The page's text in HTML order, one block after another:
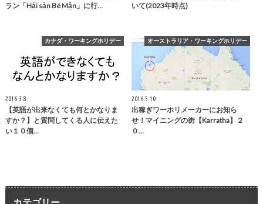
ラン「Hải sản Bé Mặn」に行…
いて(2023年時点)
カナダ・ワーキングホリデー
2016.3.8
【英語が出来なくても何とかなりま
すか？】と質問してくる人に伝えた
い１０個…
オーストラリア・ワーキングホリデー
2016.5.10
出稼ぎワーホリメーカーにお知ら
せ！マイニングの街【Karratha】２
０…